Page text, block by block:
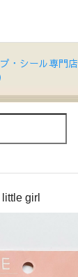
・シール専門店
girl